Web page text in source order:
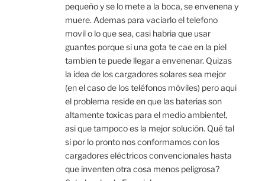
pequeño y se lo mete a la boca, se envenena y
muere. Ademas para vaciarlo el telefono
movil o lo que sea, casi habria que usar
guantes porque si una gota te cae en la piel
tambien te puede llegar a envenenar. Quizas
la idea de los cargadores solares sea mejor
(en el caso de los teléfonos móviles) pero aqui
el problema reside en que las baterias son
altamente toxicas para el medio ambiente!,
asi que tampoco es la mejor solución. Qué tal
si por lo pronto nos conformamos con los
cargadores eléctricos convencionales hasta
que inventen otra cosa menos peligrosa?